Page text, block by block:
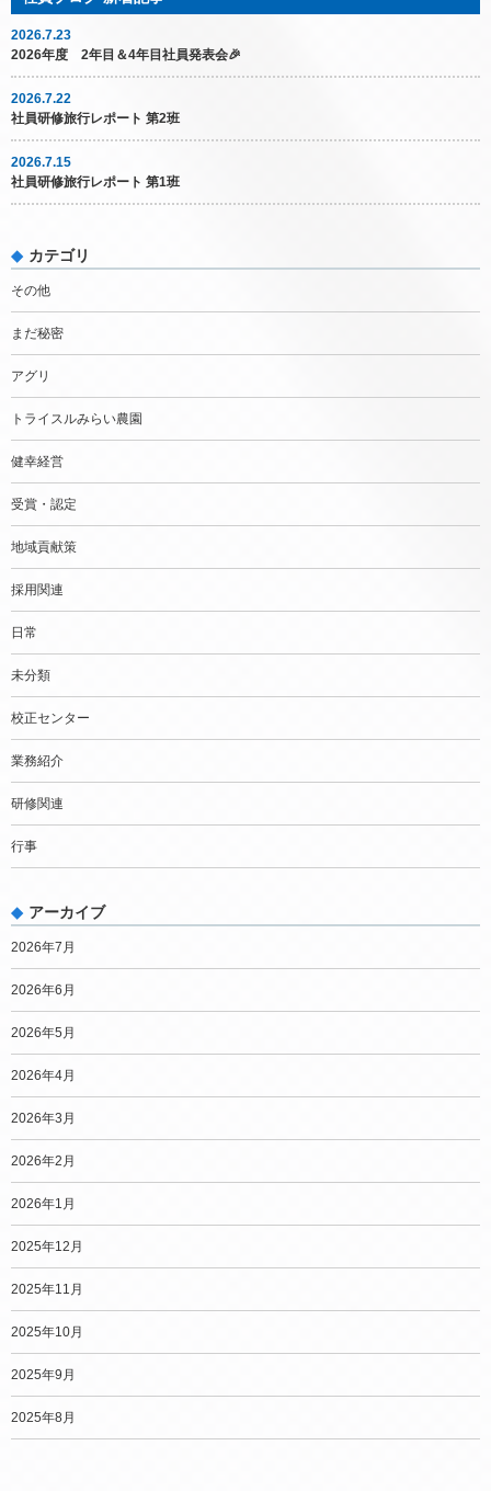
2026.7.23
2026年度 2年目＆4年目社員発表会🎉
2026.7.22
社員研修旅行レポート 第2班
2026.7.15
社員研修旅行レポート 第1班
カテゴリ
その他
まだ秘密
アグリ
トライスルみらい農園
健幸経営
受賞・認定
地域貢献策
採用関連
日常
未分類
校正センター
業務紹介
研修関連
行事
アーカイブ
2026年7月
2026年6月
2026年5月
2026年4月
2026年3月
2026年2月
2026年1月
2025年12月
2025年11月
2025年10月
2025年9月
2025年8月